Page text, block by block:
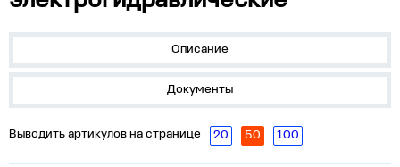
Описание
Документы
Выводить артикулов на странице 20 50 100